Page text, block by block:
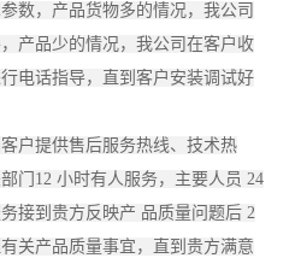
数，产品货物多的情况，我公司
产品少的情况，我公司在客户收
电话指导，直到客户安装调试好
户提供售后服务热线、技术热
门12 小时有人服务，主要人员 24
接到贵方反映产 品质量问题后 2
关产品质量事宜，直到贵方满意